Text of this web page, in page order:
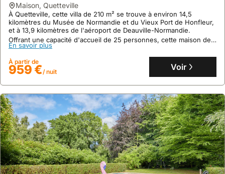
9.7 51 avis
Maison De Pêcheur Honfleuraise Centre, Cour
Privée
Au cœur du quartier historique de Honfleur, cette maison de
vacances offre un accès immédiat aux commerces et un parking
dispose d'un jardin privatif et se trouve à seulement 10 minutes à
pied de la plage et du musée Erik Satie.
En savoir plus
À partir de
132 €/ nuit Voir
maison, Quetteville
À Quetteville, cette villa de 210 m² se trouve à environ 14,5
kilomètres du Musée de Normandie et du Vieux Port de Honfleur,
et à 13,9 kilomètres de l'aéroport de Deauville-Normandie.
Offrant une capacité d'accueil de 25 personnes, cette maison de
vacances dispose d'une piscine privée, d'un grand jardin, d'une
terrasse avec vue, d'une cuisine équipée et d'un coin salon avec
cheminée.
En savoir plus
À partir de
959 €/ nuit Voir